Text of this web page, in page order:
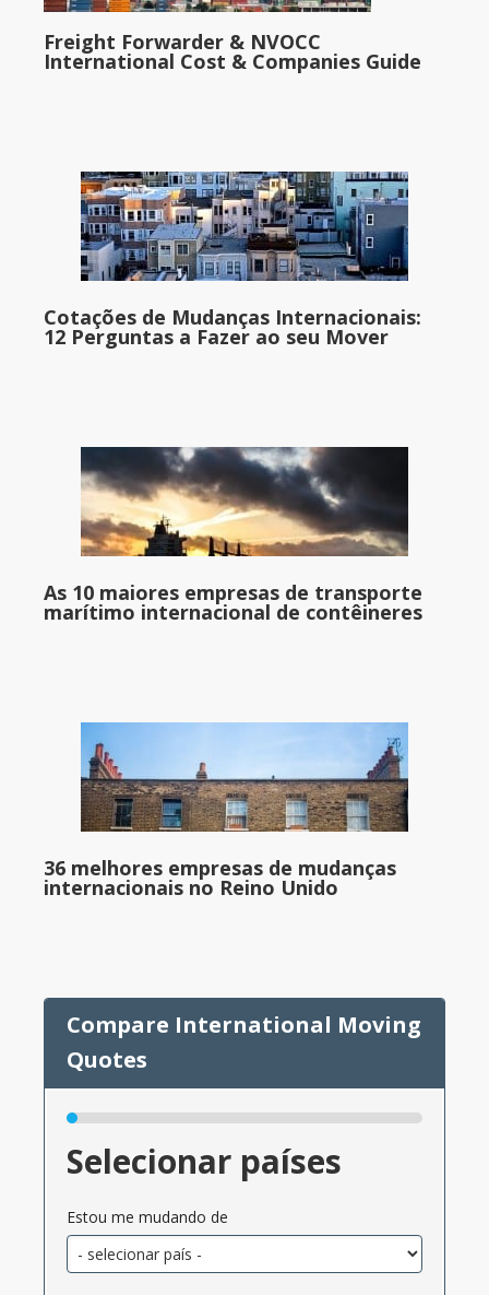
Freight Forwarder & NVOCC
International Cost & Companies Guide
Cotações de Mudanças Internacionais:
12 Perguntas a Fazer ao seu Mover
As 10 maiores empresas de transporte
marítimo internacional de contêineres
36 melhores empresas de mudanças
internacionais no Reino Unido
Selecionar países
Estou me mudando de